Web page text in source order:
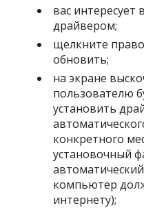
вас интересует
драйвером;
щелкните
обновить;
на экране
пользователю
установить
конкретного
установочный
компьютер
интернету);